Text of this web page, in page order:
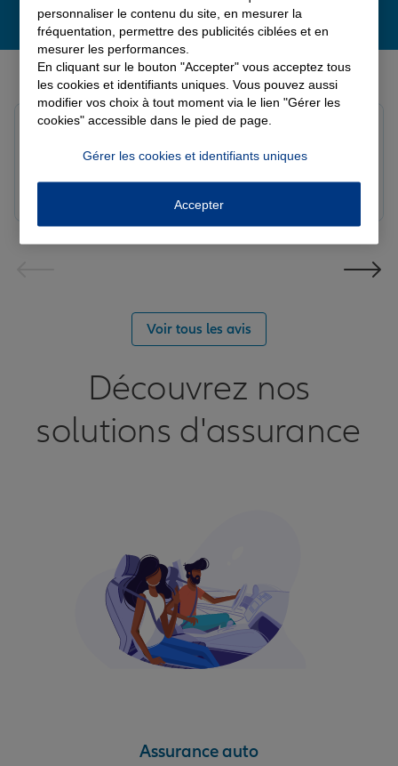
Derniers avis de nos agences Allianz
Le 08/08/2026 - Agence PAVILLY
Bon suivi de mon sinistre, merci
Louis M.
Voir tous les avis
Découvrez nos
solutions d'assurance
Assurance auto
personnaliser le contenu du site, en mesurer la
fréquentation, permettre des publicités ciblées et en
mesurer les performances.
En cliquant sur le bouton "Accepter" vous acceptez tous
les cookies et identifiants uniques. Vous pouvez aussi
modifier vos choix à tout moment via le lien "Gérer les
cookies" accessible dans le pied de page.
Gérer les cookies et identifiants uniques
Accepter